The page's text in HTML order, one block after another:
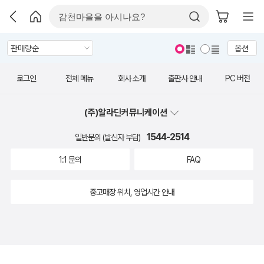
옵션
로그인 전체 메뉴 회사 소개 출판사 안내 PC 버전
(주)알라딘커뮤니케이션
일반문의 (발신자 부담) 1544-2514
1:1 문의 FAQ
중고매장 위치, 영업시간 안내